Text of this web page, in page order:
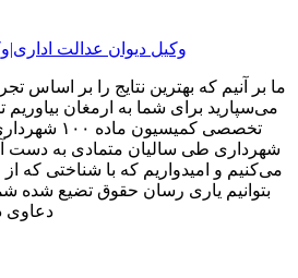
ما بر آنیم که بهترین نتایج را بر اساس
می‌سپارید برای شما به ارمغان بیاوریم
تخصصی
شهرداری طی سالیان متمادی به دست
می‌کنیم و امیدواریم که با شناختی که
بتوانیم یاری رسان حقوق تضیع شده
دعاوی